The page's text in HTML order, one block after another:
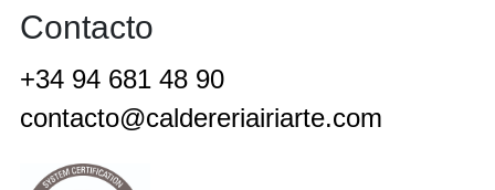
Contacto
+34 94 681 48 90
contacto@caldereriairiarte.com